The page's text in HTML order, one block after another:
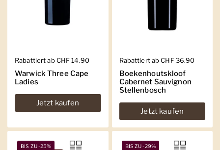
Regulärer Preis
Rabattiert ab CHF 14.90
Warwick Three Cape
Ladies
Jetzt kaufen
Regulärer Preis
Rabattiert ab CHF 36.90
Boekenhoutskloof
Cabernet Sauvignon
Stellenbosch
Jetzt kaufen
BIS ZU -25% BIS ZU -29%